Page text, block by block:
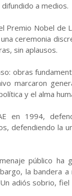
a medios.
Premio Nobel de
ceremonia
sin aplausos.
obras
marcaron
y el alma
en 1994,
defendiendo la
público
la bandera
adiós sobrio,